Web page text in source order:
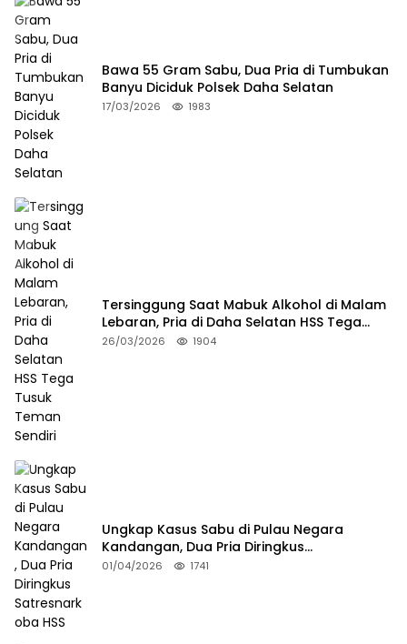
Bawa 55 Gram Sabu, Dua Pria di Tumbukan
Banyu Diciduk Polsek Daha Selatan
17/03/2026 1983
Tersinggung Saat Mabuk Alkohol di Malam
Lebaran, Pria di Daha Selatan HSS Tega
Tusuk Teman Sendiri
26/03/2026 1904
Ungkap Kasus Sabu di Pulau Negara
Kandangan, Dua Pria Diringkus
Satresnarkoba HSS
01/04/2026 1741